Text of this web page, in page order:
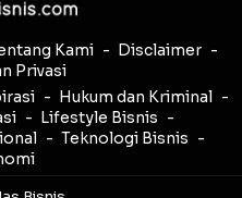
Kami
Disclaimer
Privasi
Hukum dan Kriminal
Lifestyle Bisnis
Teknologi Bisnis